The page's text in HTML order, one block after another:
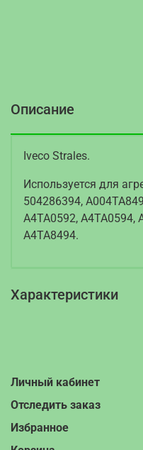
Описание
Iveco Strales.
Используется для
504286394,
A4TA0592, A4TA0594,
A4TA8494.
Характеристики
Личный кабинет
Отследить заказ
Избранное